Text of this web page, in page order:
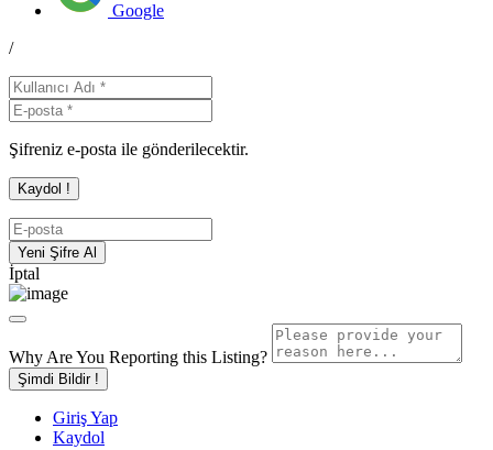
Google
/
Şifreniz e-posta ile gönderilecektir.
İptal
Why Are You Reporting this Listing?
Şimdi Bildir !
Giriş Yap
Kaydol